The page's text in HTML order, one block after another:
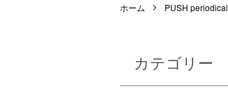
ホーム PUSH periodical
カテゴリー